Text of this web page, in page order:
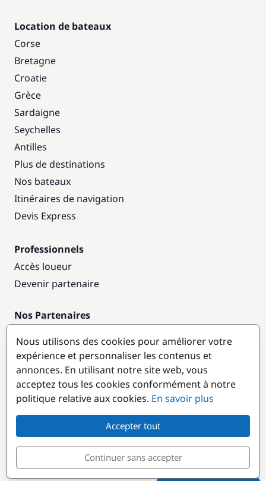
Location de bateaux
Corse
Bretagne
Croatie
Grèce
Sardaigne
Seychelles
Antilles
Plus de destinations
Nos bateaux
Itinéraires de navigation
Devis Express
Professionnels
Accès loueur
Devenir partenaire
Nos Partenaires
Destinations populaires
© GlobeSailor
Croisières & Location de bateaux depuis
Nous utilisons des cookies pour améliorer votre
expérience et personnaliser les contenus et
annonces. En utilisant notre site web, vous
acceptez tous les cookies conformément à notre
politique relative aux cookies. En savoir plus
Accepter tout
Continuer sans accepter